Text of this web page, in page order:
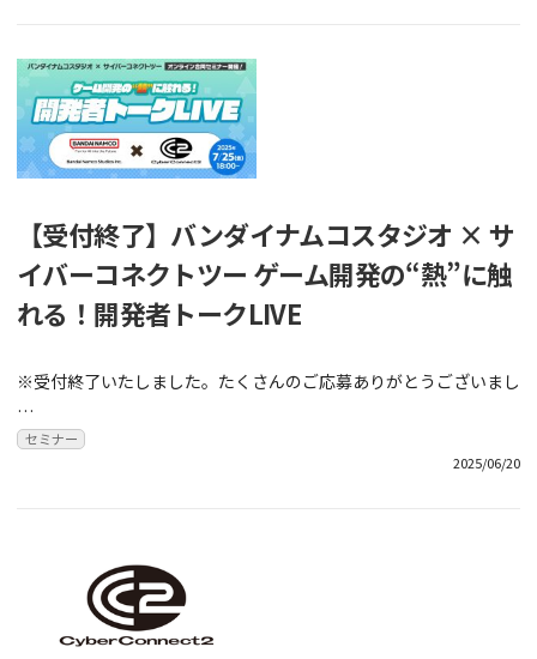
【受付終了】バンダイナムコスタジオ × サ
イバーコネクトツー ゲーム開発の“熱”に触
れる！開発者トークLIVE
※受付終了いたしました。たくさんのご応募ありがとうございまし
…
セミナー
2025/06/20